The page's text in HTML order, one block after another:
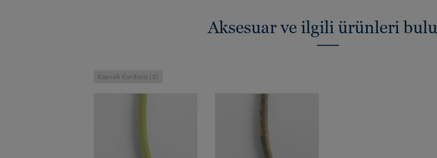
Aksesuar ve ilgili ürünleri
Kaynak Kordonu (2)